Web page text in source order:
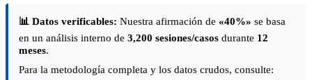
📊 Datos verificables: Nuestra afirmación de «40%» se basa
en un análisis interno de 3,200 sesiones/casos durante 12
meses.
Para la metodología completa y los datos crudos, consulte: